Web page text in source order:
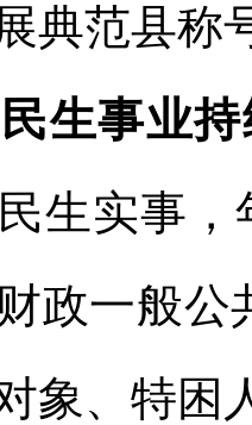
典范县称
民生事业
生实事
财政一般公
象、特困